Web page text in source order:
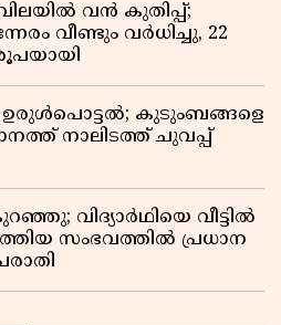
വൻ കുതിപ്പ്;
വീണ്ടും വർധിച്ചു, 22
രൂപയായി
ഉരുൾപൊട്ടൽ; കുടുംബങ്ങളെ
നാലിടത്ത് ചുവപ്പ്
വിദ്യാർഥിയെ വീട്ടിൽ
സംഭവത്തിൽ പ്രധാന